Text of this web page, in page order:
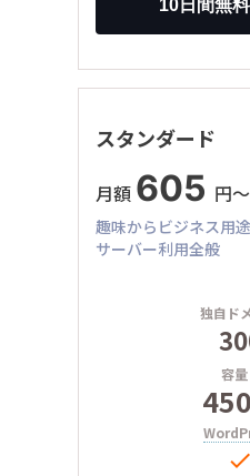
スタンダード
月額 605 円〜
趣味からビジネス用
サーバー利用全般
独自ド
容量
450
